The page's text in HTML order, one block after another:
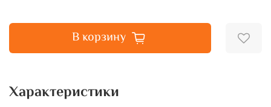
В корзину
Характеристики